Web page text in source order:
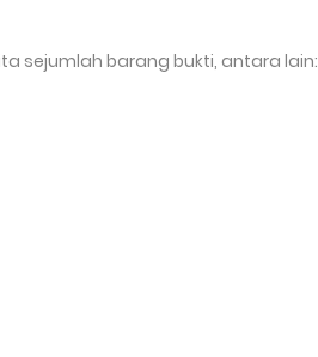
sejumlah barang bukti, antara lain: